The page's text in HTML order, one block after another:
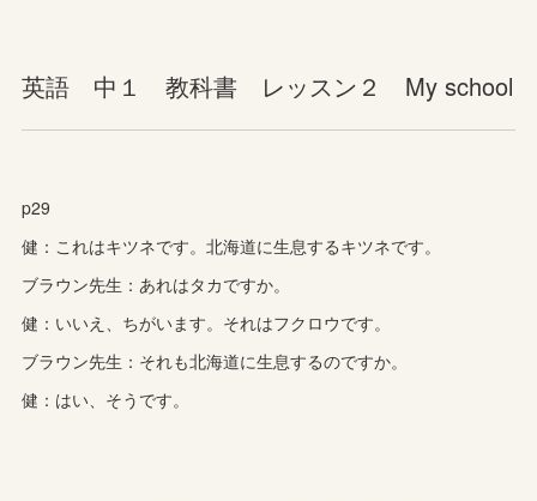
英語 中１ 教科書 レッスン２ My school
p29
健：これはキツネです。北海道に生息するキツネです。
ブラウン先生：あれはタカですか。
健：いいえ、ちがいます。それはフクロウです。
ブラウン先生：それも北海道に生息するのですか。
健：はい、そうです。